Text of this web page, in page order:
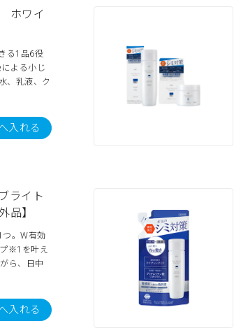
ホワイ
る1品6役
よる小じ
、乳液、ク
入れる
ライト
品】
つ。W有効
プ※1を叶え
ら、日中
入れる